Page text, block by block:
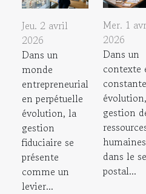
Jeu. 2 avril
2026
Dans un
monde
entrepreneurial
en perpétuelle
évolution, la
gestion
fiduciaire se
présente
comme un
levier...
Mer. 1
2026
Dans un
contexte
constante
gestion
humaines
dans le
postal...